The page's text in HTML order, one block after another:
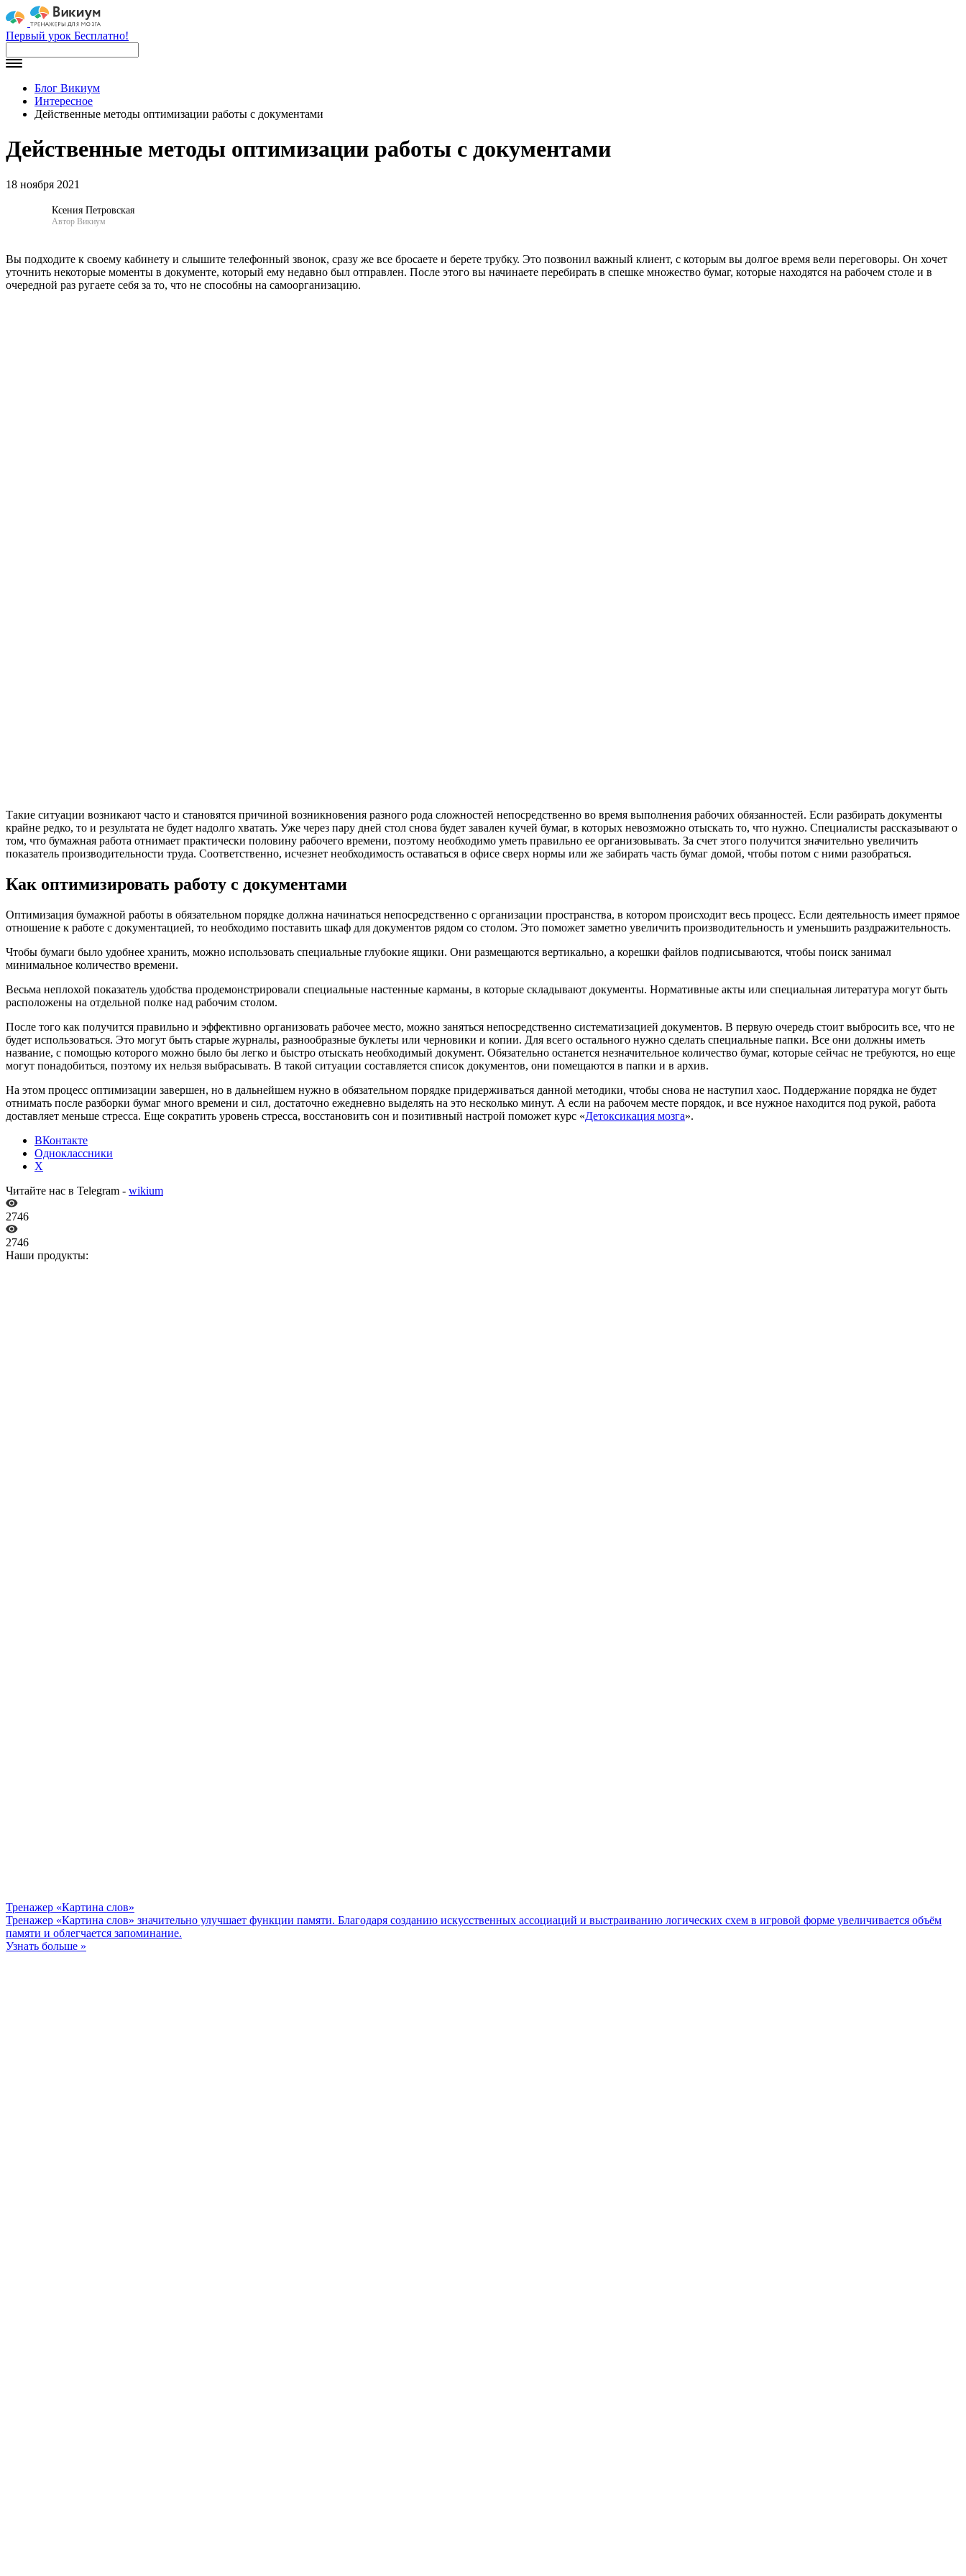
Первый урок Бесплатно!
Блог Викиум
Интересное
Действенные методы оптимизации работы с документами
Действенные методы оптимизации работы с документами
18 ноября 2021
Ксения Петровская
Автор Викиум
Вы подходите к своему кабинету и слышите телефонный звонок, сразу же все бросаете и берете трубку. Это позвонил важный клиент, с которым вы долгое время вели переговоры. Он хочет
уточнить некоторые моменты в документе, который ему недавно был отправлен. После этого вы начинаете перебирать в спешке множество бумаг, которые находятся на рабочем столе и в
очередной раз ругаете себя за то, что не способны на самоорганизацию.
Такие ситуации возникают часто и становятся причиной возникновения разного рода сложностей непосредственно во время выполнения рабочих обязанностей. Если разбирать документы
крайне редко, то и результата не будет надолго хватать. Уже через пару дней стол снова будет завален кучей бумаг, в которых невозможно отыскать то, что нужно. Специалисты рассказывают о
том, что бумажная работа отнимает практически половину рабочего времени, поэтому необходимо уметь правильно ее организовывать. За счет этого получится значительно увеличить
показатель производительности труда. Соответственно, исчезнет необходимость оставаться в офисе сверх нормы или же забирать часть бумаг домой, чтобы потом с ними разобраться.
Как оптимизировать работу с документами
Оптимизация бумажной работы в обязательном порядке должна начинаться непосредственно с организации пространства, в котором происходит весь процесс. Если деятельность имеет прямое
отношение к работе с документацией, то необходимо поставить шкаф для документов рядом со столом. Это поможет заметно увеличить производительность и уменьшить раздражительность.
Чтобы бумаги было удобнее хранить, можно использовать специальные глубокие ящики. Они размещаются вертикально, а корешки файлов подписываются, чтобы поиск занимал
минимальное количество времени.
Весьма неплохой показатель удобства продемонстрировали специальные настенные карманы, в которые складывают документы. Нормативные акты или специальная литература могут быть
расположены на отдельной полке над рабочим столом.
После того как получится правильно и эффективно организовать рабочее место, можно заняться непосредственно систематизацией документов. В первую очередь стоит выбросить все, что не
будет использоваться. Это могут быть старые журналы, разнообразные буклеты или черновики и копии. Для всего остального нужно сделать специальные папки. Все они должны иметь
название, с помощью которого можно было бы легко и быстро отыскать необходимый документ. Обязательно останется незначительное количество бумаг, которые сейчас не требуются, но еще
могут понадобиться, поэтому их нельзя выбрасывать. В такой ситуации составляется список документов, они помещаются в папки и в архив.
На этом процесс оптимизации завершен, но в дальнейшем нужно в обязательном порядке придерживаться данной методики, чтобы снова не наступил хаос. Поддержание порядка не будет
отнимать после разборки бумаг много времени и сил, достаточно ежедневно выделять на это несколько минут. А если на рабочем месте порядок, и все нужное находится под рукой, работа
доставляет меньше стресса. Еще сократить уровень стресса, восстановить сон и позитивный настрой поможет курс «Детоксикация мозга».
ВКонтакте
Одноклассники
X
Читайте нас в Telegram - wikium
2746
2746
Наши продукты:
Тренажер «Картина слов»
Тренажер «Картина слов» значительно улучшает функции памяти. Благодаря созданию искусственных ассоциаций и выстраиванию логических схем в игровой форме увеличивается объём
памяти и облегчается запоминание.
Узнать больше »